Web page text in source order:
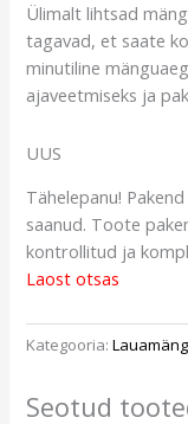
Ülimalt lihtsad
tagavad, et saate
minutiline
ajaveetmiseks ja
UUS
Tähelepanu!
saanud. Toote
kontrollitud ja
Laost otsas
Kategooria:
Seotud